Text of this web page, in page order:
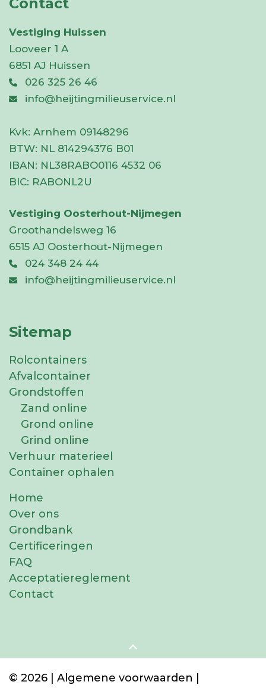
Vestiging Huissen
Looveer 1 A
6851 AJ Huissen
026 325 26 46
info@heijtingmilieuservice.nl
Kvk: Arnhem 09148296
BTW: NL 814294376 B01
IBAN: NL38RABO0116 4532 06
BIC: RABONL2U
Vestiging Oosterhout-Nijmegen
Groothandelsweg 16
6515 AJ Oosterhout-Nijmegen
024 348 24 44
info@heijtingmilieuservice.nl
Sitemap
Rolcontainers
Afvalcontainer
Grondstoffen
Zand online
Grond online
Grind online
Verhuur materieel
Container ophalen
Home
Over ons
Grondbank
Certificeringen
FAQ
Acceptatiereglement
Contact
© 2026 | Algemene voorwaarden